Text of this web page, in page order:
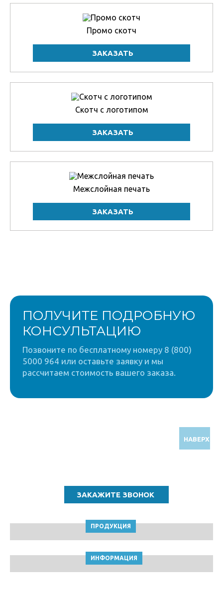
Промо скотч
Скотч с логотипом
Межслойная печать
ПОЛУЧИТЕ ПОДРОБНУЮ
КОНСУЛЬТАЦИЮ
Позвоните по бесплатному номеру 8 (800)
5000 964 или оставьте заявку и мы
рассчитаем стоимость вашего заказа.
НАВЕРХ
ПРОДУКЦИЯ
ИНФОРМАЦИЯ